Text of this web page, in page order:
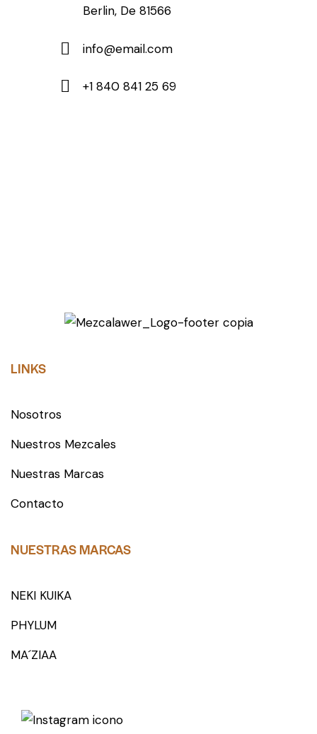
Berlin, De 81566
info@email.com
+1 840 841 25 69
LINKS
Nosotros
Nuestros Mezcales
Nuestras Marcas
Contacto
NUESTRAS MARCAS
NEKI KUIKA
PHYLUM
MA´ZIAA